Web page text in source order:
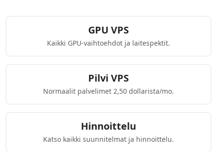
GPU VPS
Kaikki GPU-vaihtoehdot ja laitespektit.
Pilvi VPS
Normaalit palvelimet 2,50 dollarista/mo.
Hinnoittelu
Katso kaikki suunnitelmat ja hinnoittelu.